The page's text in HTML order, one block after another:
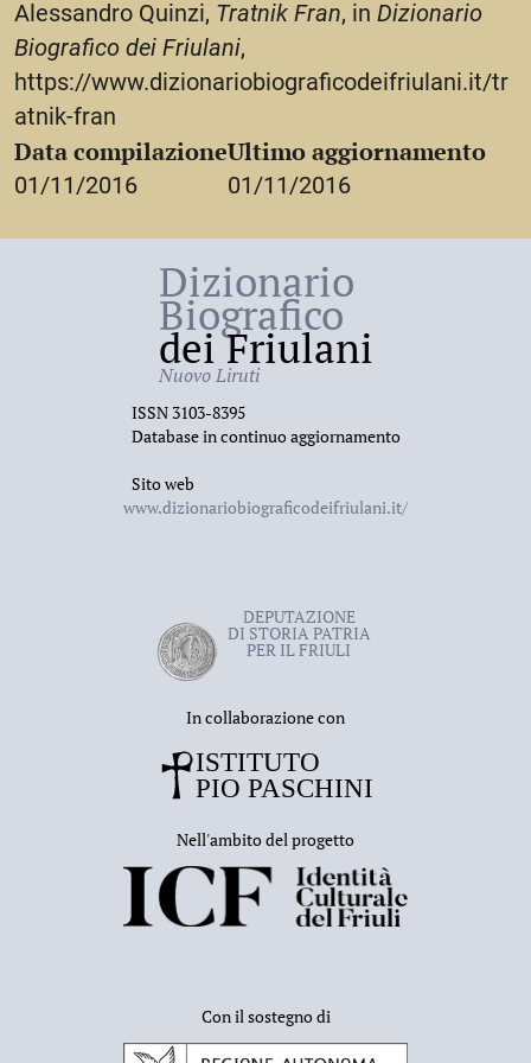
Alessandro Quinzi, Tratnik Fran, in Dizionario
Biografico dei Friulani,
https://www.dizionariobiograficodeifriulani.it/tr
atnik-fran
Data compilazione
01/11/2016
Ultimo aggiornamento
01/11/2016
Dizionario
Biografico
dei Friulani
Nuovo Liruti
ISSN 3103-8395
Database in continuo aggiornamento
Sito web
www.dizionariobiograficodeifriulani.it/
DEPUTAZIONE
DI STORIA PATRIA
PER IL FRIULI
In collaborazione con
Nell'ambito del progetto
Con il sostegno di